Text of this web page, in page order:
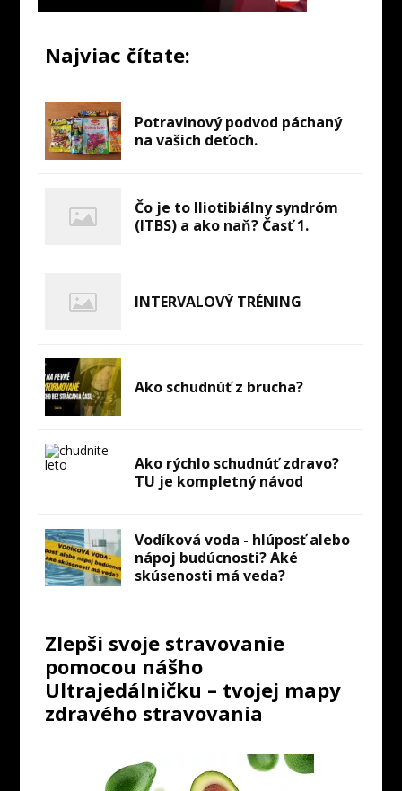
Najviac čítate:
Potravinový podvod páchaný
na vašich deťoch.
Čo je to Iliotibiálny syndróm
(ITBS) a ako naň? Časť 1.
INTERVALOVÝ TRÉNING
Ako schudnúť z brucha?
Ako rýchlo schudnúť zdravo?
TU je kompletný návod
Vodíková voda - hlúposť alebo
nápoj budúcnosti? Aké
skúsenosti má veda?
Zlepši svoje stravovanie
pomocou nášho
Ultrajedálničku – tvojej mapy
zdravého stravovania